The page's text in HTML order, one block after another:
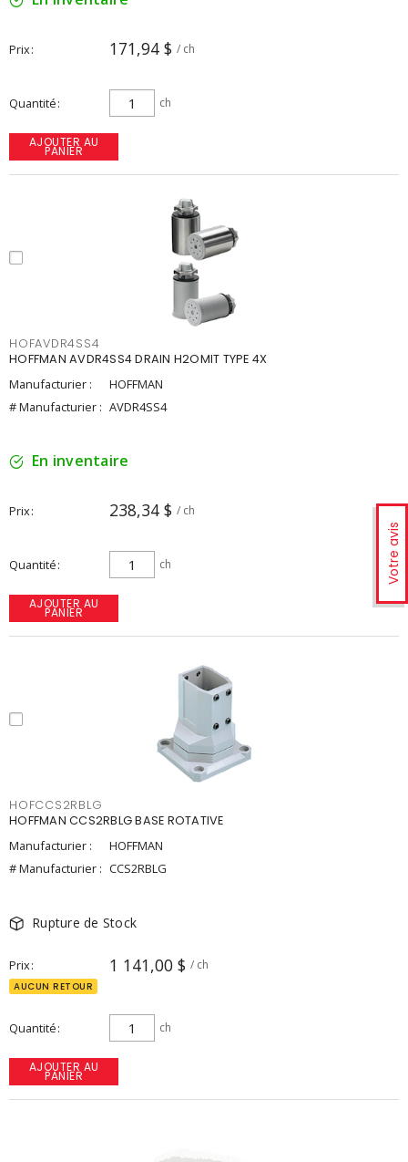
Votre avis
Prix 171,94 $ / ch
Quantité ch
AJOUTER AU
PANIER
HOFAVDR4SS4
HOFFMAN AVDR4SS4 DRAIN H2OMIT TYPE 4X
Manufacturier :
HOFFMAN
# Manufacturier : AVDR4SS4
En inventaire
Prix 238,34 $ / ch
Quantité ch
AJOUTER AU
PANIER
HOFCCS2RBLG
HOFFMAN CCS2RBLG BASE ROTATIVE
Manufacturier :
HOFFMAN
# Manufacturier : CCS2RBLG
Rupture de Stock
Prix 1 141,00 $ / ch
AUCUN RETOUR
Quantité ch
AJOUTER AU
PANIER